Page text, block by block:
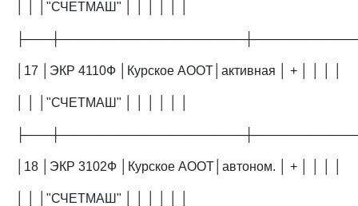
│ │ │"СЧЕТМАШ" │ │ │ │ │ │
│17 │ЭКР 4110Ф │Курское АООТ│активная │ + │ │ │ │
│ │ │"СЧЕТМАШ" │ │ │ │ │ │
│18 │ЭКР 3102Ф │Курское АООТ│автоном. │ + │ │ │ │
│ │ │"СЧЕТМАШ" │ │ │ │ │ │